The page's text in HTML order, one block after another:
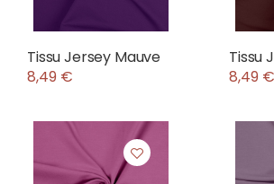
Tissu Jersey Mauve
8,49 €
Tissu
8,49 €